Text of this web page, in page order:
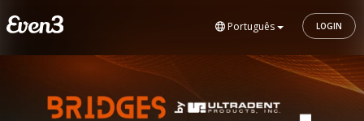
Português LOGIN